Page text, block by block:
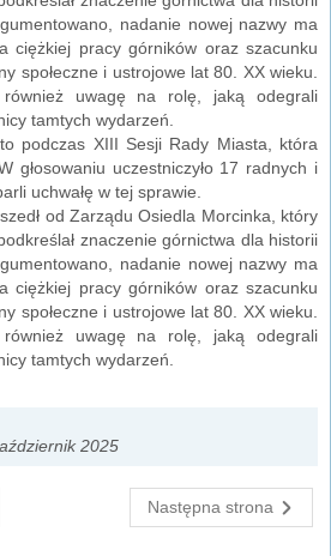
nadanie nowej nazwy ma
ciężkiej pracy górników oraz szacunku
społeczne i ustrojowe lat 80. XX wieku.
również uwagę na rolę, jaką odegrali
tamtych wydarzeń.
podczas XIII Sesji Rady Miasta, która
głosowaniu uczestniczyło 17 radnych i
uchwałę w tej sprawie.
od Zarządu Osiedla Morcinka, który
znaczenie górnictwa dla historii
nadanie nowej nazwy ma
ciężkiej pracy górników oraz szacunku
społeczne i ustrojowe lat 80. XX wieku.
również uwagę na rolę, jaką odegrali
tamtych wydarzeń.
2025
Następna strona